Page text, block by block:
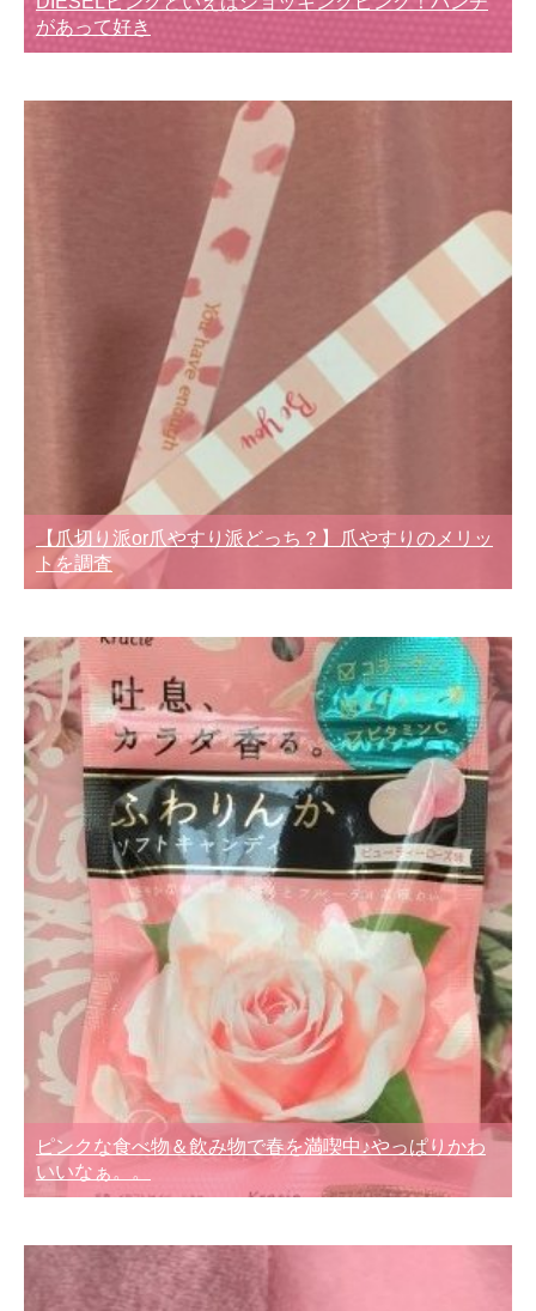
があって好き
【爪切り派or爪やすり派どっち？】爪やすりのメリッ
トを調査
ピンクな食べ物＆飲み物で春を満喫中♪やっぱりかわ
いいなぁ。。